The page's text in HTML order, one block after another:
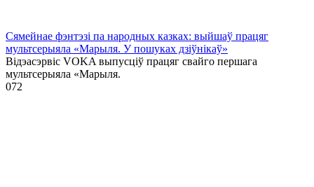
Сямейнае фэнтэзі па народных казках: выйшаў працяг
мультсерыяла «Марыля. У пошуках дзіўнікаў»
Відэасэрвіс VOKA выпусціў працяг свайго першага
мультсерыяла «Марыля.
072